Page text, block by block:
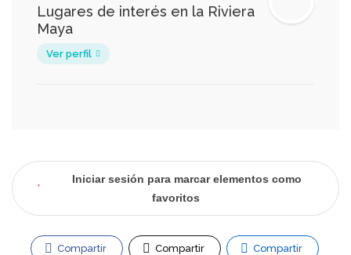
Lugares de interés en la Riviera
Maya
Ver perfil
Iniciar sesión para marcar elementos como
favoritos
Compartir Compartir Compartir